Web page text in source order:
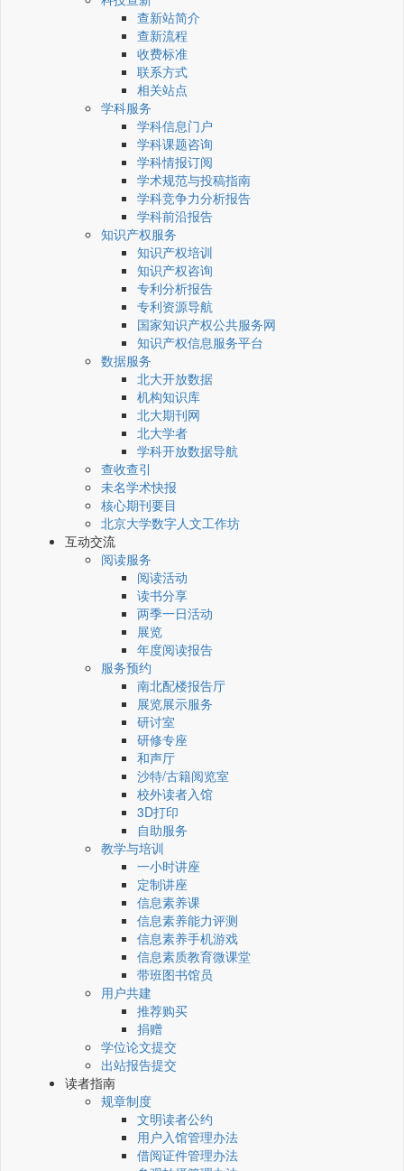
查新站简介
查新流程
收费标准
联系方式
相关站点
学科服务
学科信息门户
学科课题咨询
学科情报订阅
学术规范与投稿指南
学科竞争力分析报告
学科前沿报告
知识产权服务
知识产权培训
知识产权咨询
专利分析报告
专利资源导航
国家知识产权公共服务网
知识产权信息服务平台
数据服务
北大开放数据
机构知识库
北大期刊网
北大学者
学科开放数据导航
查收查引
未名学术快报
核心期刊要目
北京大学数字人文工作坊
互动交流
阅读服务
阅读活动
读书分享
两季一日活动
展览
年度阅读报告
服务预约
南北配楼报告厅
展览展示服务
研讨室
研修专座
和声厅
沙特/古籍阅览室
校外读者入馆
3D打印
自助服务
教学与培训
一小时讲座
定制讲座
信息素养课
信息素养能力评测
信息素养手机游戏
信息素质教育微课堂
带班图书馆员
用户共建
推荐购买
捐赠
学位论文提交
出站报告提交
读者指南
规章制度
文明读者公约
用户入馆管理办法
借阅证件管理办法